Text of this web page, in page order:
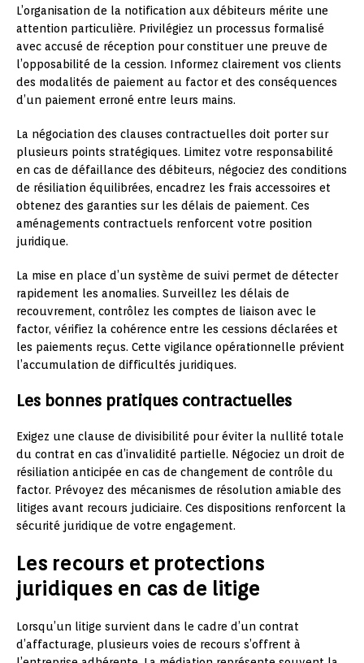
L’organisation de la notification aux débiteurs mérite une
attention particulière. Privilégiez un processus formalisé
avec accusé de réception pour constituer une preuve de
l’opposabilité de la cession. Informez clairement vos clients
des modalités de paiement au factor et des conséquences
d’un paiement erroné entre leurs mains.
La négociation des clauses contractuelles doit porter sur
plusieurs points stratégiques. Limitez votre responsabilité
en cas de défaillance des débiteurs, négociez des conditions
de résiliation équilibrées, encadrez les frais accessoires et
obtenez des garanties sur les délais de paiement. Ces
aménagements contractuels renforcent votre position
juridique.
La mise en place d’un système de suivi permet de détecter
rapidement les anomalies. Surveillez les délais de
recouvrement, contrôlez les comptes de liaison avec le
factor, vérifiez la cohérence entre les cessions déclarées et
les paiements reçus. Cette vigilance opérationnelle prévient
l’accumulation de difficultés juridiques.
Les bonnes pratiques contractuelles
Exigez une clause de divisibilité pour éviter la nullité totale
du contrat en cas d’invalidité partielle. Négociez un droit de
résiliation anticipée en cas de changement de contrôle du
factor. Prévoyez des mécanismes de résolution amiable des
litiges avant recours judiciaire. Ces dispositions renforcent la
sécurité juridique de votre engagement.
Les recours et protections
juridiques en cas de litige
Lorsqu’un litige survient dans le cadre d’un contrat
d’affacturage, plusieurs voies de recours s’offrent à